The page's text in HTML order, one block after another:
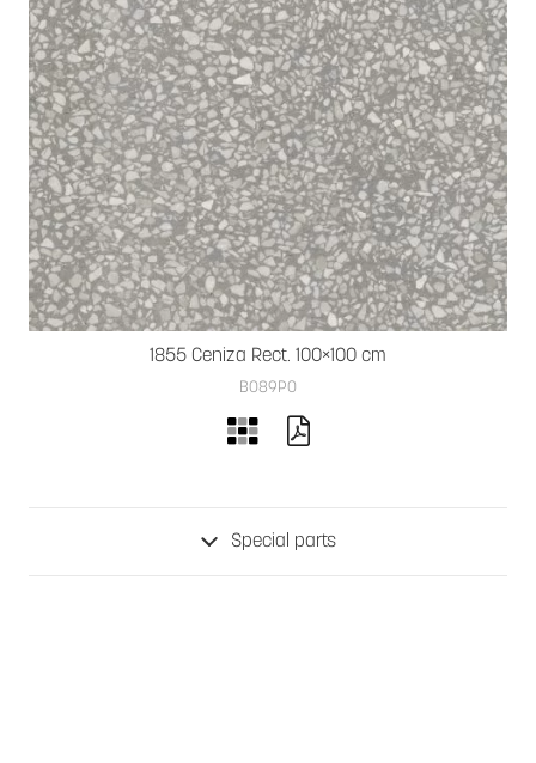
1855 Ceniza Rect. 100×100 cm
B089PO
Special parts